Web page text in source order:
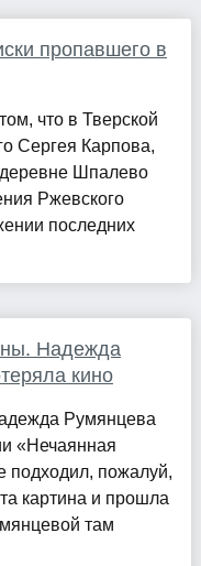
пропавшего в
что в Тверской
Сергея Карпова,
Шпалево
Ржевского
последних
Надежда
кино
Румянцева
«Нечаянная
подходил, пожалуй,
картина и прошла
там